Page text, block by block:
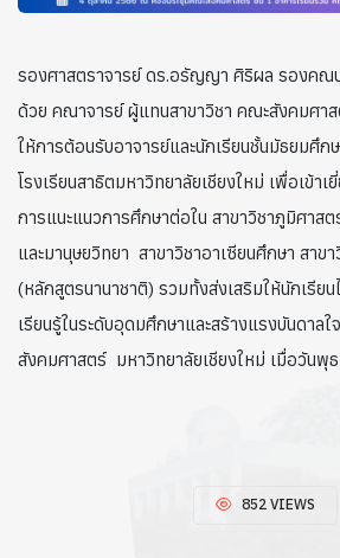
รองศาสตราจารย์ ดร.อรัญญา ศิริผล รองคณ
ด้วย คณาจารย์ ผู้แทนสาขาวิชา คณะสังคมศาส
ให้การต้อนรับอาจารย์และนักเรียนชั้นมัธยมศึก
โรงเรียนสาธิตมหาวิทยาลัยเชียงใหม่ เพื่อเข้า
การแนะแนวการศึกษาต่อใน สาขาวิชาภูมิศาส
และมานุษยวิทยา สาขาวิชาอาเซียนศึกษา สาข
(หลักสูตรนานาชาติ) รวมทั้งส่งเสริมให้นักเรีย
เรียนรู้ในระดับอุดมศึกษาและสร้างแรงบันดา
สังคมศาสตร์ มหาวิทยาลัยเชียงใหม่ เมื่อวันพุ
852 VIEWS